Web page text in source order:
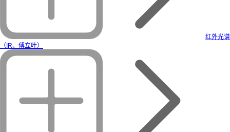
红外光谱
（IR、傅立叶）